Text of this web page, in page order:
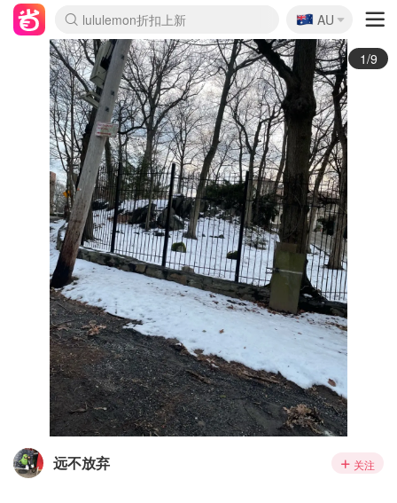
lululemon折扣上新
Sasa美妆护肤3.5折
SSENSE年中3折
FreshBeauty好价汇总
Cettire降价+叠9折
Farfetch折上8折
WWS Coles超市实拍
viagogo二手票捡漏
Myer超级周末1折
The Outnet奢牌1折起
David Jones 3折起
Flannels大牌1折
Perfumes Club护肤1折
AMIRO返校季6.2折
Oweek抽奖送Airpods
Amazon折扣汇总
eToro入金$200送$50
Amazon数码好物
ICONIC本周7.5折
ThedoubleF高奢地板价
Moose Knuckles 6折
丝芙兰5折起
EUFY官网3.7折起
Selenichast首饰2折
Trip机票酒店促销
YSL送5件彩妆礼
Amazon家居好物
BIGBANG巡演开票
David Jones时尚3折
Amazon美妆护肤
雅漾大喷$8
过敏原检测盒$33
伊索独家赠50ml沐浴露
科颜氏清仓3折
SEALIFE海洋馆门票6折
丝塔芙大白罐$16
订阅Newsletter送香薰
Cult Beauty 6.8折
Harrods圣诞日历2.3折
LN-CC奢牌私促3折
d'Alba空姐喷雾$16
EVE LOM套装逆天2折
Bernardelli独家4折
Adore Beauty 6折起
CT圣诞日历
Mytheresa奢品2.7折
Luxury Escapes 9折
Currentbody美容仪9折
MOON Garden Live
ALLSAINTS美衣3折
Roborock扫地机3.7折
Tingo Life水杯$24
Valentino官网5折
CR洗发护发6.3折
修丽可套装7.4折
Myer彩妆2件7折
GANNI官网4.5折
Stylevana韩妆4折
🇦🇺
AU
2/9
远不放弃 关注